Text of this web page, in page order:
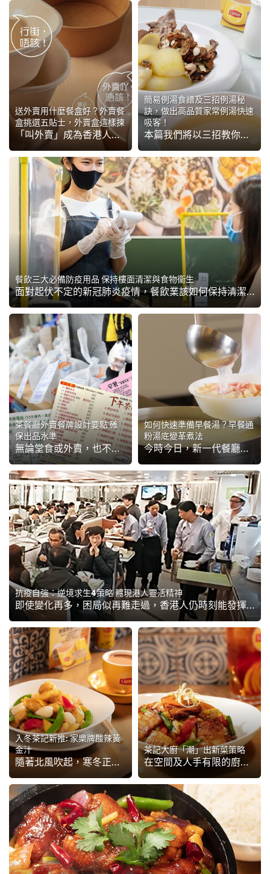
送外賣用什麼餐盒好？外賣餐
盒挑選五貼士，外賣盒這樣揀
「叫外賣」成為香港人的新常態。餐廳大廚要做好外賣菜式之外，也要注意餐廳外賣時盛載食物的外賣盒，無論餐廳外賣自取或速遞，都要考慮如何將熱騰騰的外賣湯水與芡汁餸菜完好無缺送到客人面前，而首要審視的，正是你所選用外賣餐盒的質素，此篇將教你五招揀出環保又方便的餐...
簡易例湯食譜及三招例湯秘
訣，做出高品質家常例湯快速
吸客！
本篇我們將以三招教你改革茶記的家常例湯，配以簡單例湯食譜及食材推介，讓大廚們做出高質「例湯」。
餐飲三大必備防疫用品 保持樓面清潔與食物衞生
面對起伏不定的新冠肺炎疫情，餐飲業該如何保持清潔並維護食物衛生安全？餐廳數月以來都要不停調整，由人手、樓面佈置、到營運策略等都要一再變陣，唯獨是有三大防疫法寶：消毒液、隔離檔板、可重用口罩是由抗疫之初就變得重要，兼且繼續進化演化，甚至將會成為日後餐飲業營...
茶餐廳外賣餐牌設計要點 確
保出品水準
無論堂食或外賣，也不論是高級或是茶餐廳，食物品質永遠是客人選擇餐廳之首要條件，來到疫情嚴峻、大眾都叫外賣解決三餐之際，外賣美食質素更會成為餐廳這段時期的成敗關鍵！然而，並不是所有餐廳菜式都適合作為外賣推出，這次針對茶記美食有機會因外賣帶來的品質問題，為大...
如何快速準備早餐湯？早餐通
粉湯底變革煮法
今時今日，新一代餐廳必須與時並進，快速改革採納能慳成本、省時間、開湯份量易掌握的方案，開源節流! 尤其最近人流不穩定，準備早餐火腿通粉湯底時，要注意烹調快速、湯底份量容易用幾多開幾多的方法。很多茶記已率先變革使用專為茶餐廳設計的「港式忌廉雞湯粉」產品，滾...
抗疫自強：逆境求生4策略 體現港人靈活精神
即使變化再多，困局似再難走過，香港人仍時刻能發揮最強的本土精神──靈活變通！面對疫情，香港人的飲食習慣可能已從根本作出改變的事實，身為自強不息的香港餐飲業界一份子，不妨參考以下提出的變革４策略，全方位提升戰鬥力！
入冬茶記新推: 家樂牌酸辣黃
金汁
隨著北風吹起，寒冬正式到臨，要吸引食客入座，溫暖身心的菜式自不可少。辣菜是近年大受歡迎的暖心菜，但茶餐廳作為較家庭式食肆，口味適宜較為溫和，可簡單為常行菜式帶來變奏，加入辣味調味醬汁，烹煮成甜辣平衡的菜式，易入口又風味十足，成為冬日大熱的推介之選。
茶記大廚「潮」出新菜策略
在空間及人手有限的廚房中，要炮製全新菜式實不容易。優質而有豐富層次感的現成辣醬，絕對能成為廚師們的好拍檔，能將雞煲、回鍋肉等經典茶記菜式，變身成風味十足的茶餐廳熱賣菜！